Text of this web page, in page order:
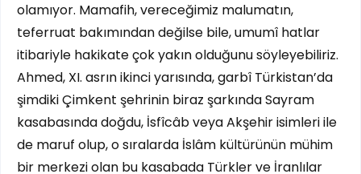
olamıyor. Mamafih, vereceğimiz malumatın,
teferruat bakımından değilse bile, umumî hatlar
itibariyle hakikate çok yakın olduğunu söyleyebiliriz.
Ahmed, XI. asrın ikinci yarısında, garbî Türkistan’da
şimdiki Çimkent şehrinin biraz şarkında Sayram
kasabasında doğdu, İsfîcâb veya Akşehir isimleri ile
de maruf olup, o sıralarda İslâm kültürünün mühim
bir merkezi olan bu kasabada Türkler ve İranlılar